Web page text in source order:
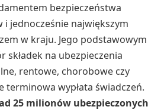
bezpieczeństwa
i jednocześnie największym
w kraju. Jego podstawowym
składek na ubezpieczenia
rentowe, chorobowe czy
terminowa wypłata świadczeń.
25 milionów ubezpieczonych